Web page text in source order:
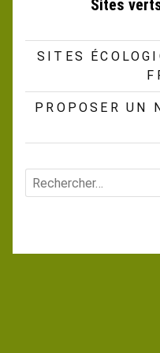
Sites
SITES
PROPOSER UN
Rechercher :